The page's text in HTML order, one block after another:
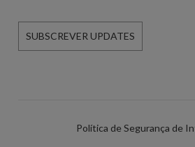
SUBSCREVER UPDATES
Política de Segurança de